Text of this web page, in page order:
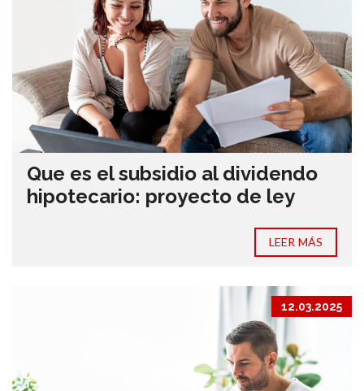
Que es el subsidio al dividendo
hipotecario: proyecto de ley
LEER MÁS
12.03.2025